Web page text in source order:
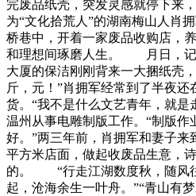
完废品纸壳，突发灵感就停下来
为“文化拾荒人”的湖南梅山人肖
桥巷中，开着一家废品收购店，
和理想间琢磨人生。 月日，记
大厦的保洁刚刚背来一大捆纸壳
斤，元！”肖拥军经常到了半夜
货。“我不是什么文艺青年，就
温州从事电雕制版工作。“制版作
好。”两三年前，肖拥军和妻子来
平方米店面，做起收废品生意，
的。 “行走江湖数度秋，随风
起，沧海余生一叶舟。”“青山有